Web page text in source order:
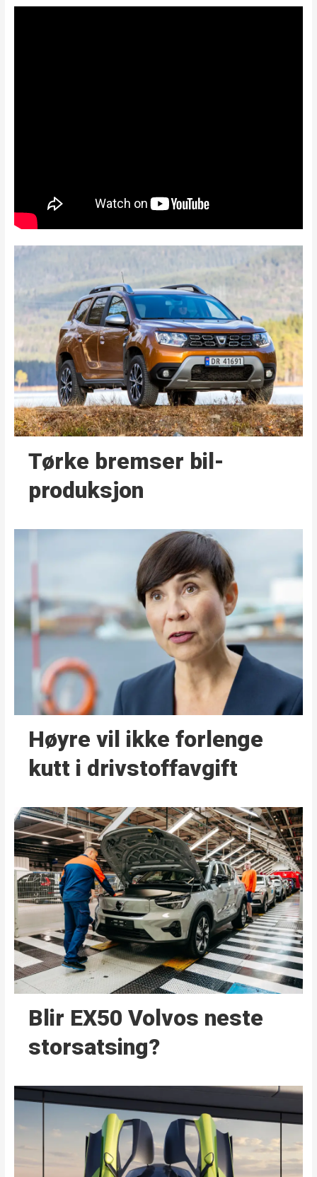
Tørke bremser bil­
produksjon
Høyre vil ikke forlenge
kutt i drivstoffavgift
Blir EX50 Volvos neste
storsatsing?